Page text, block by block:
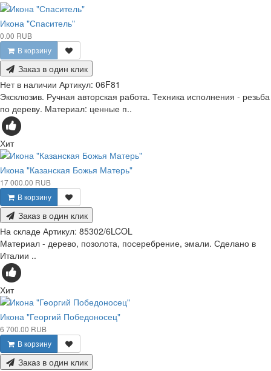
Икона "Спаситель"
0.00 RUB
В корзину
Заказ в один клик
Нет в наличии Артикул: 06F81
Эксклюзив. Ручная авторская работа. Техника исполнения - резьба
по дереву. Материал: ценные п..
Хит
Икона "Казанская Божья Матерь"
17 000.00 RUB
В корзину
Заказ в один клик
На складе Артикул: 85302/6LCOL
Материал - дерево, позолота, посеребрение, эмали. Сделано в
Италии ..
Хит
Икона "Георгий Победоносец"
6 700.00 RUB
В корзину
Заказ в один клик